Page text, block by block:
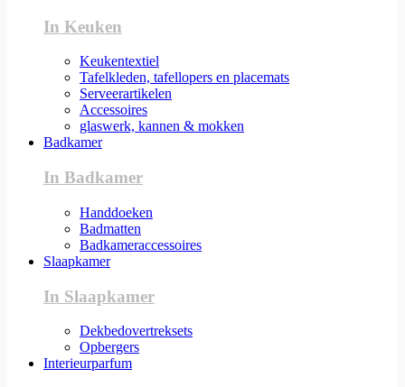
In Keuken
Keukentextiel
Tafelkleden, tafellopers en placemats
Serveerartikelen
Accessoires
glaswerk, kannen & mokken
Badkamer
In Badkamer
Handdoeken
Badmatten
Badkameraccessoires
Slaapkamer
In Slaapkamer
Dekbedovertreksets
Opbergers
Interieurparfum